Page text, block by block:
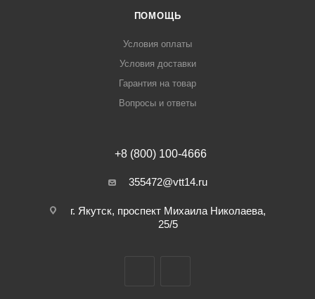
ПОМОЩЬ
Условия оплаты
Условия доставки
Гарантия на товар
Вопросы и ответы
+8 (800) 100-4666
355472@vtt14.ru
г. Якутск, проспект Михаила Николаева,
25/5